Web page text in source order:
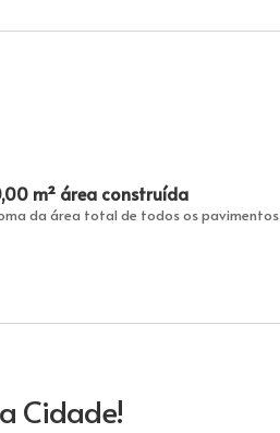
m² área construída
da área total de todos os pavimentos
Cidade!